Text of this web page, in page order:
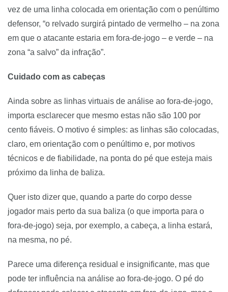
vez de uma linha colocada em orientação com o penúltimo
defensor, “o relvado surgirá pintado de vermelho – na zona
em que o atacante estaria em fora-de-jogo – e verde – na
zona “a salvo” da infração”.
Cuidado com as cabeças
Ainda sobre as linhas virtuais de análise ao fora-de-jogo,
importa esclarecer que mesmo estas não são 100 por
cento fiáveis. O motivo é simples: as linhas são colocadas,
claro, em orientação com o penúltimo e, por motivos
técnicos e de fiabilidade, na ponta do pé que esteja mais
próximo da linha de baliza.
Quer isto dizer que, quando a parte do corpo desse
jogador mais perto da sua baliza (o que importa para o
fora-de-jogo) seja, por exemplo, a cabeça, a linha estará,
na mesma, no pé.
Parece uma diferença residual e insignificante, mas que
pode ter influência na análise ao fora-de-jogo. O pé do